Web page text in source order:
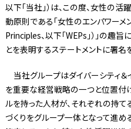
以下「当社」）は、この度、女性の
動原則である「女性のエンパワー
Principles、以下「WEPs」）」の趣
とを表明するステートメントに署名
当社グループはダイバーシティ＆
を重要な経営戦略の一つと位置付
ルを持った人材が、それぞれの持
づくりをグループ一体となって進め